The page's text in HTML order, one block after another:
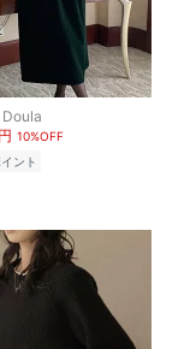
10%OFF
ント